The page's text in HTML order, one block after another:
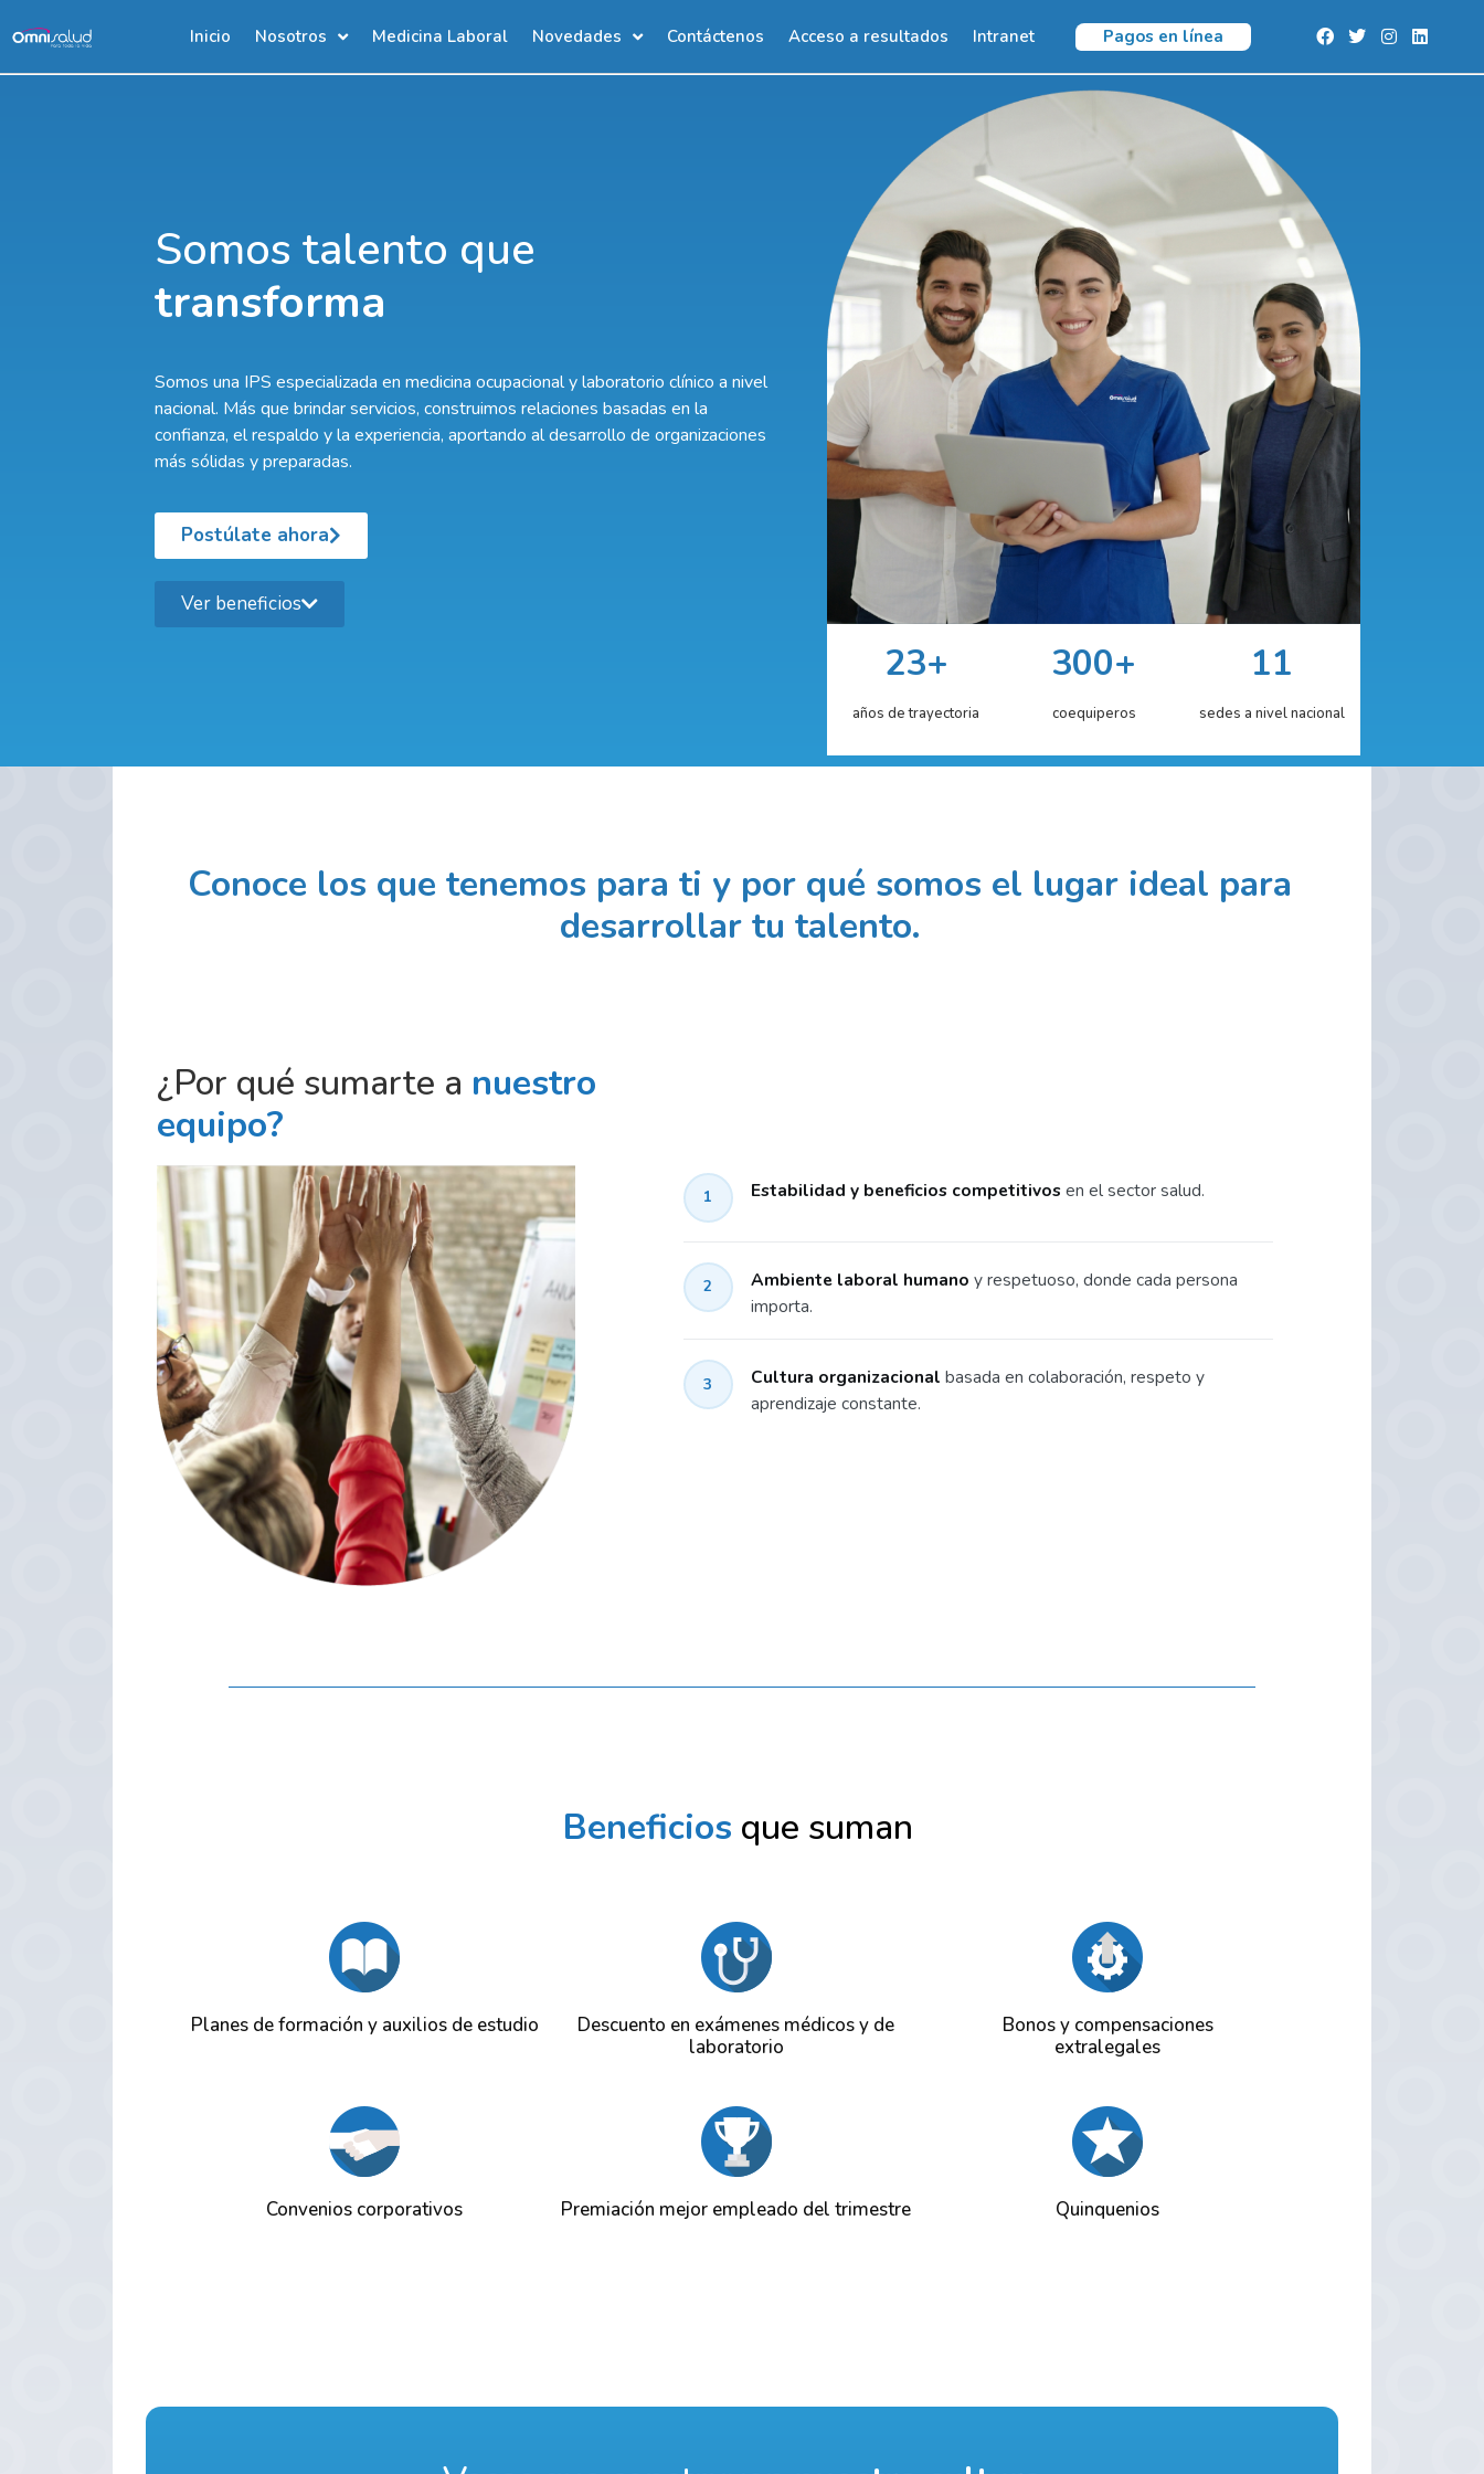
Inicio Nosotros Medicina Laboral Novedades Contáctenos Acceso a resultados Intranet Pagos en línea
Somos talento que
transforma
Somos una IPS especializada en medicina ocupacional y laboratorio clínico a nivel
nacional. Más que brindar servicios, construimos relaciones basadas en la
confianza, el respaldo y la experiencia, aportando al desarrollo de organizaciones
más sólidas y preparadas.
Postúlate ahora
Ver beneficios
23+
años de trayectoria
300+
coequiperos
11
sedes a nivel nacional
Conoce los que tenemos para ti y por qué somos el lugar ideal para
desarrollar tu talento.
¿Por qué sumarte a nuestro
equipo?
1 Estabilidad y beneficios competitivosen el sector salud.
2 Ambiente laboral humano y respetuoso, donde cada persona
importa.
3 Cultura organizacional basada en colaboración, respeto y
aprendizaje constante.
Beneficios que suman
Planes de formación y auxilios de estudio
Descuento en exámenes médicos y de
laboratorio
Bonos y compensaciones
extralegales
Convenios corporativos Premiación mejor empleado del trimestre Quinquenios